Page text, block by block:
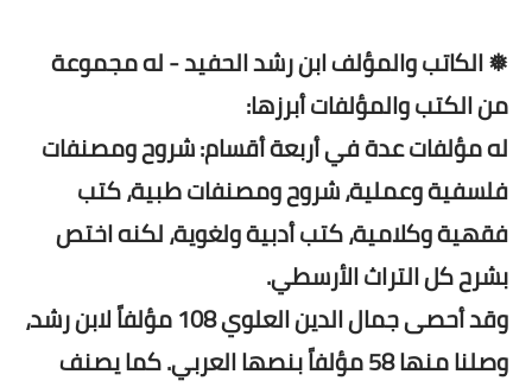
❅ الكاتب والمؤلف ابن رشد الحفيد - له مجموعة
من الكتب والمؤلفات أبرزها:
له مؤلفات عدة في أربعة أقسام: شروح ومصنفات
فلسفية وعملية، شروح ومصنفات طبية، كتب
فقهية وكلامية، كتب أدبية ولغوية، لكنه اختص
بشرح كل التراث الأرسطي.
وقد أحصى جمال الدين العلوي 108 مؤلفاً لابن رشد،
وصلنا منها 58 مؤلفاً بنصها العربي. كما يصنف